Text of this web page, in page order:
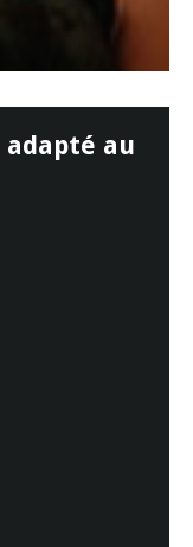
adapté au